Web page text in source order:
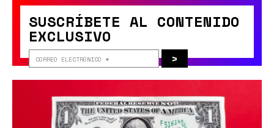
SUSCRÍBETE AL CONTENIDO
EXCLUSIVO
>